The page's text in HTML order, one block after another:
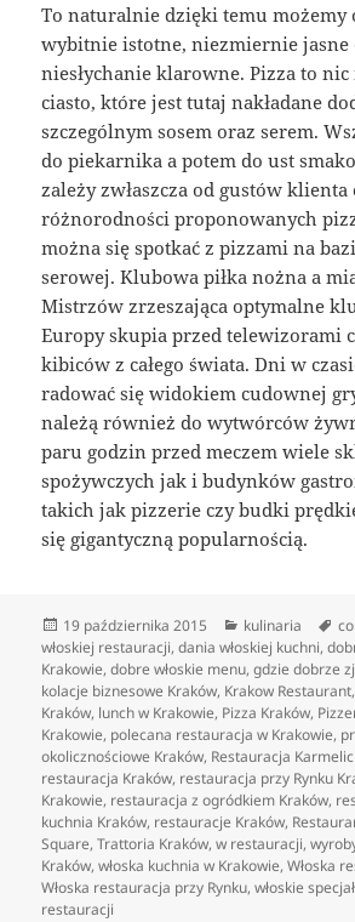
To naturalnie dzięki temu możemy
wybitnie istotne, niezmiernie jasne
niesłychanie klarowne. Pizza to
ciasto, które jest tutaj nakładane
szczególnym sosem oraz serem.
do piekarnika a potem do ust
zależy zwłaszcza od gustów klienta
różnorodności proponowanych
można się spotkać z pizzami na
serowej. Klubowa piłka nożna a
Mistrzów zrzeszająca optymalne
Europy skupia przed telewizorami
kibiców z całego świata. Dni w
radować się widokiem cudownej
należą również do wytwórców
paru godzin przed meczem wiele
spożywczych jak i budynków
takich jak pizzerie czy budki
się gigantyczną popularnością.
Data
publikacji
19 października 2015 Kategorie
kulinaria
włoskiej restauracji,dania włoskiej kuchni,
Krakowie,dobre włoskie menu,gdzie dobrze
kolacje biznesowe Kraków, Krakow Restaurant,
Kraków, lunch w Krakowie, Pizza Kraków,
Krakowie, polecana restauracja w Krakowie,
okolicznościowe Kraków, Restauracja
restauracja Kraków, restauracja przy Rynku
Krakowie, restauracja z ogródkiem Kraków,
kuchnia Kraków, restauracje Kraków,
Square,Trattoria Kraków,w restauracji,
Kraków,włoska kuchnia w Krakowie,Włoska
Włoska restauracja przy Rynku,włoskie
restauracji